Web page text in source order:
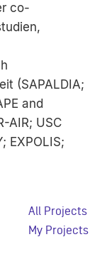
co-
(SAPALDIA;
and
AIR; USC
EXPOLIS;
All Projects
My Projects